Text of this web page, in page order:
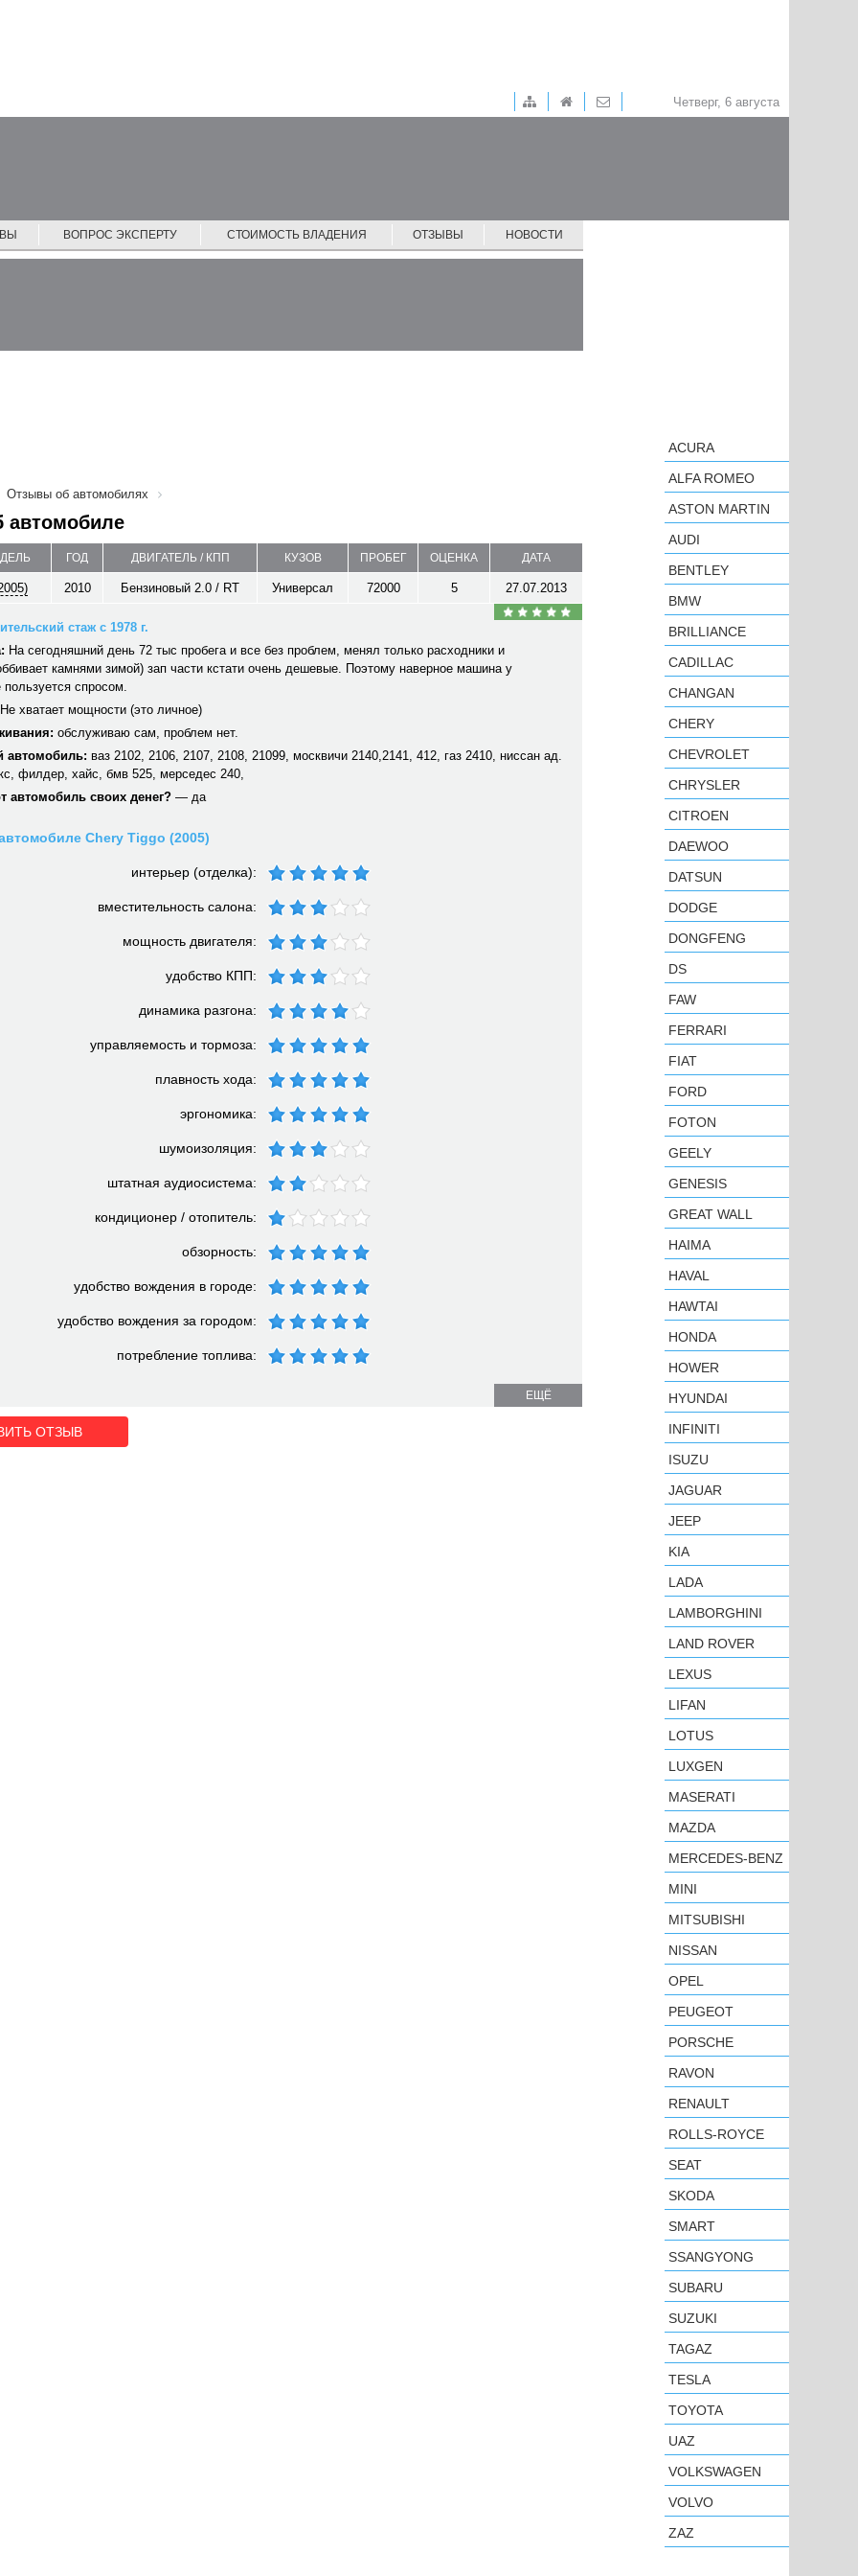
Четверг, 6 августа
ВОПРОС ЭКСПЕРТУ СТОИМОСТЬ ВЛАДЕНИЯ ОТЗЫВЫ НОВОСТИ
Отзывы об автомобилях
автомобиле
ГОД ДВИГАТЕЛЬ / КПП КУЗОВ ПРОБЕГ ОЦЕНКА ДАТА
2010 Бензиновый 2.0 / RT Универсал 72000 5 27.07.2013
стаж с 1978 г.
На сегодняшний день 72 тыс пробега и все без проблем, менял только расходники и
камнями зимой) зап части кстати очень дешевые. Поэтому наверное машина у
пользуется спросом.
хватает мощности (это личное)
обслуживаю сам, проблем нет.
автомобиль: ваз 2102, 2106, 2107, 2108, 21099, москвичи 2140,2141, 412, газ 2410, ниссан ад.
филдер, хайс, бмв 525, мерседес 240,
автомобиль своих денег? — да
Chery Tiggo (2005)
интерьер (отделка):
вместительность салона:
мощность двигателя:
удобство КПП:
динамика разгона:
управляемость и тормоза:
плавность хода:
эргономика:
шумоизоляция:
штатная аудиосистема:
кондиционер / отопитель:
обзорность:
удобство вождения в городе:
удобство вождения за городом:
потребление топлива:
ЕЩЁ
ОТЗЫВ
ACURA
ALFA ROMEO
ASTON MARTIN
AUDI
BENTLEY
BMW
BRILLIANCE
CADILLAC
CHANGAN
CHERY
CHEVROLET
CHRYSLER
CITROEN
DAEWOO
DATSUN
DODGE
DONGFENG
DS
FAW
FERRARI
FIAT
FORD
FOTON
GEELY
GENESIS
GREAT WALL
HAIMA
HAVAL
HAWTAI
HONDA
HOWER
HYUNDAI
INFINITI
ISUZU
JAGUAR
JEEP
KIA
LADA
LAMBORGHINI
LAND ROVER
LEXUS
LIFAN
LOTUS
LUXGEN
MASERATI
MAZDA
MERCEDES-BENZ
MINI
MITSUBISHI
NISSAN
OPEL
PEUGEOT
PORSCHE
RAVON
RENAULT
ROLLS-ROYCE
SEAT
SKODA
SMART
SSANGYONG
SUBARU
SUZUKI
TAGAZ
TESLA
TOYOTA
UAZ
VOLKSWAGEN
VOLVO
ZAZ